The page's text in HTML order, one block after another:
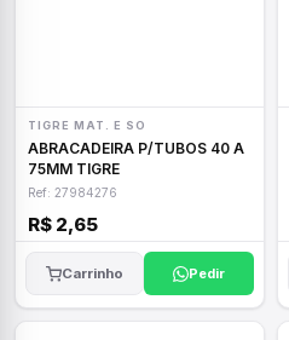
TIGRE MAT. E SO
ABRACADEIRA P/TUBOS 40 A
75MM TIGRE
Ref: 27984276
R$ 2,65
Carrinho Pedir